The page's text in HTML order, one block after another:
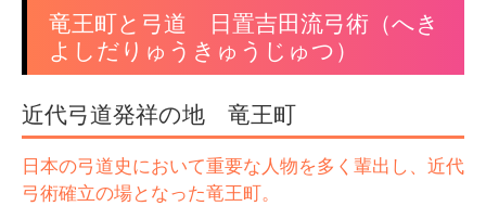
竜王町と弓道 日置吉田流弓術（へき
よしだりゅうきゅうじゅつ）
近代弓道発祥の地 竜王町
日本の弓道史において重要な人物を多く輩出し、近代
弓術確立の場となった竜王町。